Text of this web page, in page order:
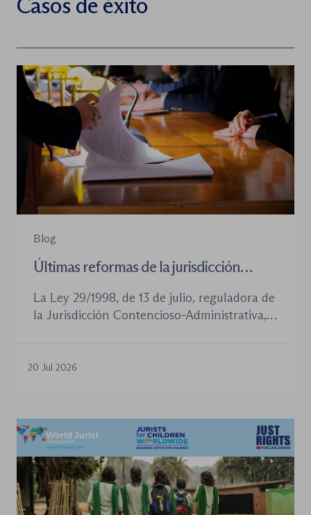
Casos de éxito
Blog
Últimas reformas de la jurisdicción
La Ley 29/1998, de 13 de julio, reguladora de
la Jurisdicción Contencioso-Administrativa,
aprobadas en los últimos años no han
tramitación de los procedimientos como en
la organización de los órganos […]
20 Jul 2026